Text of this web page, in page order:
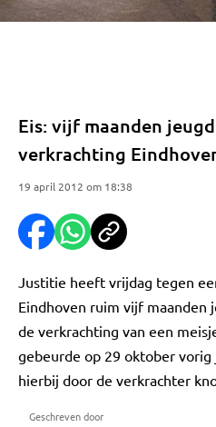
Eis: vijf maanden
verkrachting
19 april 2012 om 18:38
Justitie heeft vrijdag tegen
Eindhoven ruim vijf
de verkrachting van een
gebeurde op 29 oktober
hierbij door de verkrachter
Geschreven door